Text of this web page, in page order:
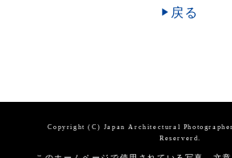
戻る
Copyright (C) Japan Architectural
Reserverd.